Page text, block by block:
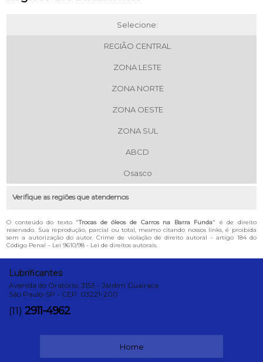
Selecione:
REGIÃO CENTRAL
ZONA LESTE
ZONA NORTE
ZONA OESTE
ZONA SUL
ABCD
Osasco
Verifique as regiões que atendemos
O conteúdo do texto "Trocas de óleos de Carros na Barra Funda" é de direito
reservado. Sua reprodução, parcial ou total, mesmo citando nossos links, é proibida
sem a autorização do autor. Crime de violação de direito autoral – artigo 184 do
Código Penal – Lei 9610/98 - Lei de direitos autorais.
Lubrificantes
Avenida do Oratório, 3153 - Jardim Guairaca
São Paulo-SP - CEP: 03221-200
(11) 2911-4962
Home